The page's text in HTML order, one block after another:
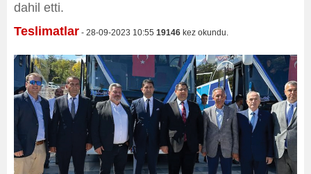
dahil etti.
Teslimatlar - 28-09-2023 10:55 19146 kez okundu.